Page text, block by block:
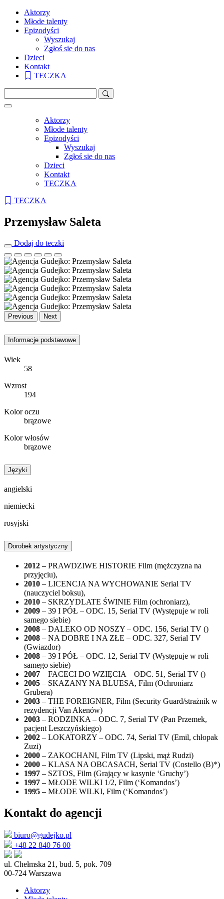
Aktorzy
Młode talenty
Epizodyści
Wyszukaj
Zgłoś sie do nas
Dzieci
Kontakt
TECZKA
Aktorzy
Młode talenty
Epizodyści
Wyszukaj
Zgłoś sie do nas
Dzieci
Kontakt
TECZKA
TECZKA
Przemysław Saleta
Dodaj do teczki
Previous Next
Informacje podstawowe
Wiek
58
Wzrost
194
Kolor oczu
brązowe
Kolor włosów
brązowe
Języki
angielski
niemiecki
rosyjski
Dorobek artystyczny
2012 – PRAWDZIWE HISTORIE Film (mężczyzna na
przyjęciu),
2010 – LICENCJA NA WYCHOWANIE Serial TV
(nauczyciel boksu),
2010 – SKRZYDLATE ŚWINIE Film (ochroniarz),
2009 – 39 I PÓŁ – ODC. 15, Serial TV (Występuje w roli
samego siebie)
2008 – DALEKO OD NOSZY – ODC. 156, Serial TV ()
2008 – NA DOBRE I NA ZŁE – ODC. 327, Serial TV
(Gwiazdor)
2008 – 39 I PÓŁ – ODC. 12, Serial TV (Występuje w roli
samego siebie)
2007 – FACECI DO WZIĘCIA – ODC. 51, Serial TV ()
2005 – SKAZANY NA BLUESA, Film (Ochroniarz
Grubera)
2003 – THE FOREIGNER, Film (Security Guard/strażnik w
rezydencji Van Akenów)
2003 – RODZINKA – ODC. 7, Serial TV (Pan Przemek,
pacjent Leszczyńskiego)
2002 – LOKATORZY – ODC. 74, Serial TV (Emil, chłopak
Zuzi)
2000 – ZAKOCHANI, Film TV (Lipski, mąż Rudzi)
2000 – KLASA NA OBCASACH, Serial TV (Costello (B)*)
1997 – SZTOS, Film (Grający w kasynie ‘Gruchy’)
1997 – MŁODE WILKI 1/2, Film (‘Komandos’)
1995 – MŁODE WILKI, Film (‘Komandos’)
Kontakt do agencji
biuro@gudejko.pl
+48 22 840 76 00
ul. Chełmska 21, bud. 5, pok. 709
00-724 Warszawa
Aktorzy